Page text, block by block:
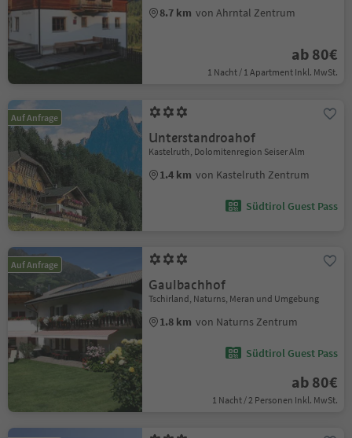
8.7 km von Ahrntal Zentrum
ab 80€
1 Nacht / 1 Apartment Inkl. MwSt.
Auf Anfrage
Unterstandroahof
Kastelruth, Dolomitenregion Seiser Alm
1.4 km von Kastelruth Zentrum
Südtirol Guest Pass
Auf Anfrage
Gaulbachhof
Tschirland, Naturns, Meran und Umgebung
1.8 km von Naturns Zentrum
Südtirol Guest Pass
ab 80€
1 Nacht / 2 Personen Inkl. MwSt.